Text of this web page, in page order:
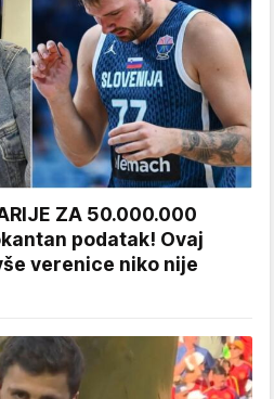
ZA 50.000.000
podatak! Ovaj
verenice niko nije